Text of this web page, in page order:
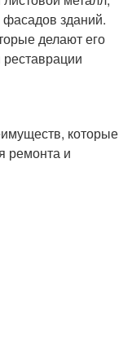
зданий.
делают его
которые
ремонта и